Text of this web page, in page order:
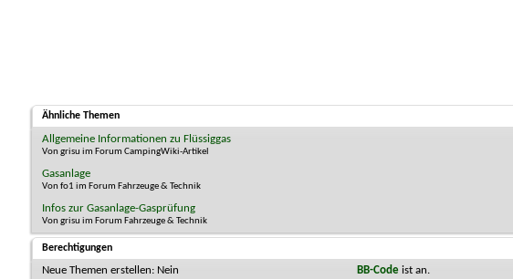
Ähnliche Themen
Allgemeine Informationen zu Flüssiggas
Von grisu im Forum CampingWiki-Artikel
Gasanlage
Von fo1 im Forum Fahrzeuge & Technik
Infos zur Gasanlage-Gasprüfung
Von grisu im Forum Fahrzeuge & Technik
Berechtigungen
Neue Themen erstellen: Nein BB-Code ist an.